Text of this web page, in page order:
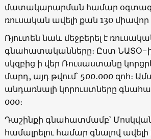
մատակարարման համար
ռուսական ավելի քան 130
Ռյուտեն նաև մեջբերել է
գնահատականները։ Ըստ ՆԱՏՕ-
սկզբից ի վեր Ռուսաստանը
մարդ, այդ թվում՝ 500․000 զոհ։
անդառնալի կորուստները
000։
Դաշինքի գնահատմամբ՝
համալրելու համար գնալով